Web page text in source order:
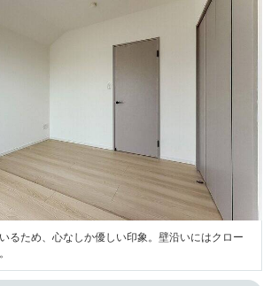
るため、心なしか優しい印象。壁沿いにはクロー